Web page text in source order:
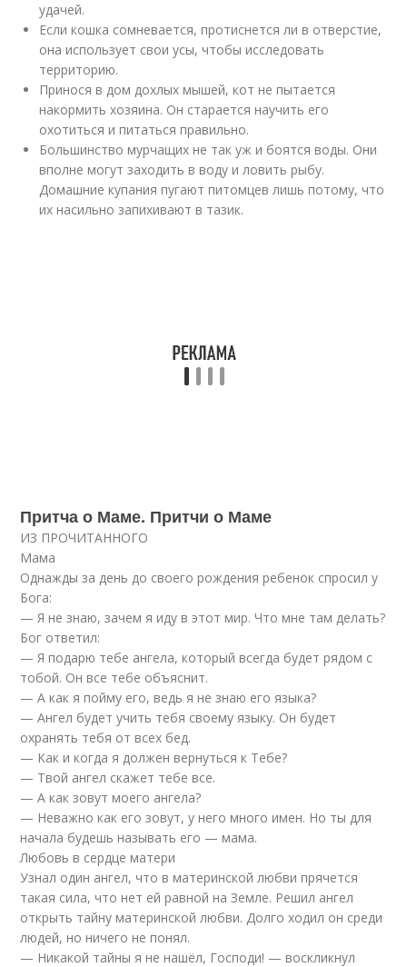
удачей.
Если кошка сомневается, протиснется ли в отверстие,
она использует свои усы, чтобы исследовать
территорию.
Принося в дом дохлых мышей, кот не пытается
накормить хозяина. Он старается научить его
охотиться и питаться правильно.
Большинство мурчащих не так уж и боятся воды. Они
вполне могут заходить в воду и ловить рыбу.
Домашние купания пугают питомцев лишь потому, что
их насильно запихивают в тазик.
Притча о Маме. Притчи о Маме
ИЗ ПРОЧИТАННОГО
Мама
Однажды за день до своего рождения ребенок спросил у
Бога:
— Я не знаю, зачем я иду в этот мир. Что мне там делать?
Бог ответил:
— Я подарю тебе ангела, который всегда будет рядом с
тобой. Он все тебе объяснит.
— А как я пойму его, ведь я не знаю его языка?
— Ангел будет учить тебя своему языку. Он будет
охранять тебя от всех бед.
— Как и когда я должен вернуться к Тебе?
— Твой ангел скажет тебе все.
— А как зовут моего ангела?
— Неважно как его зовут, у него много имен. Но ты для
начала будешь называть его — мама.
Любовь в сердце матери
Узнал один ангел, что в материнской любви прячется
такая сила, что нет ей равной на Земле. Решил ангел
открыть тайну материнской любви. Долго ходил он среди
людей, но ничего не понял.
— Никакой тайны я не нашёл, Господи! — воскликнул